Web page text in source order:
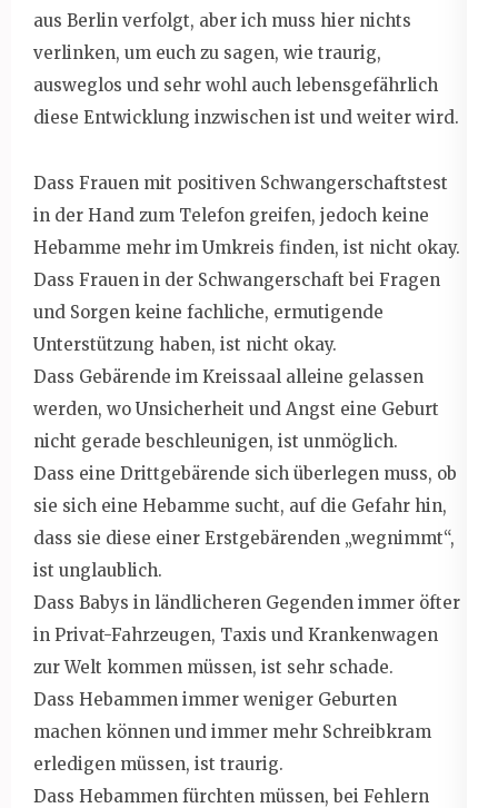
aus Berlin verfolgt, aber ich muss hier nichts
verlinken, um euch zu sagen, wie traurig,
ausweglos und sehr wohl auch lebensgefährlich
diese Entwicklung inzwischen ist und weiter wird.
Dass Frauen mit positiven Schwangerschaftstest
in der Hand zum Telefon greifen, jedoch keine
Hebamme mehr im Umkreis finden, ist nicht okay.
Dass Frauen in der Schwangerschaft bei Fragen
und Sorgen keine fachliche, ermutigende
Unterstützung haben, ist nicht okay.
Dass Gebärende im Kreissaal alleine gelassen
werden, wo Unsicherheit und Angst eine Geburt
nicht gerade beschleunigen, ist unmöglich.
Dass eine Drittgebärende sich überlegen muss, ob
sie sich eine Hebamme sucht, auf die Gefahr hin,
dass sie diese einer Erstgebärenden „wegnimmt“,
ist unglaublich.
Dass Babys in ländlicheren Gegenden immer öfter
in Privat-Fahrzeugen, Taxis und Krankenwagen
zur Welt kommen müssen, ist sehr schade.
Dass Hebammen immer weniger Geburten
machen können und immer mehr Schreibkram
erledigen müssen, ist traurig.
Dass Hebammen fürchten müssen, bei Fehlern